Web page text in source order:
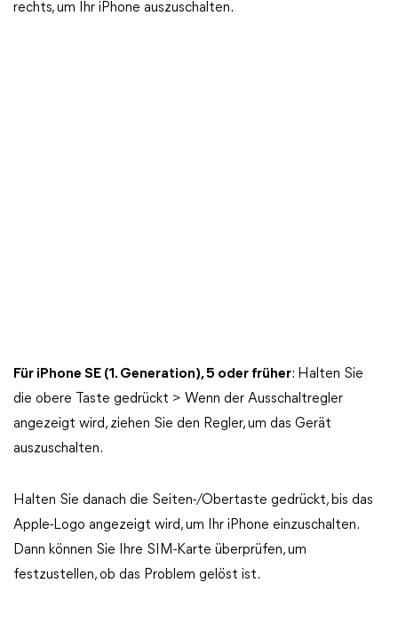
rechts, um Ihr iPhone auszuschalten.
Für iPhone SE (1. Generation), 5 oder früher: Halten Sie
die obere Taste gedrückt > Wenn der Ausschaltregler
angezeigt wird, ziehen Sie den Regler, um das Gerät
auszuschalten.
Halten Sie danach die Seiten-/Obertaste gedrückt, bis das
Apple-Logo angezeigt wird, um Ihr iPhone einzuschalten.
Dann können Sie Ihre SIM-Karte überprüfen, um
festzustellen, ob das Problem gelöst ist.